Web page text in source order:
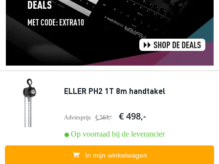
ELLER PH2 1T 8m handtakel
Adviesprijs € 563,- € 498,-
Op voorraad bij de leverancier
In mijn winkelwagen